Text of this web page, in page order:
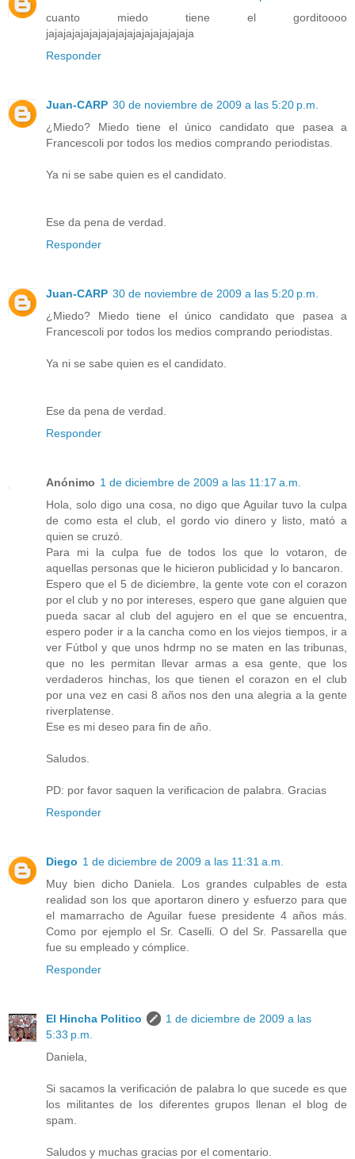
cuanto miedo tiene el gorditoooo
jajajajajajajajajajajajajajajajaja
Responder
Juan-CARP 30 de noviembre de 2009 a las 5:20 p.m.
¿Miedo? Miedo tiene el único candidato que pasea a
Francescoli por todos los medios comprando periodistas.
Ya ni se sabe quien es el candidato.
Ese da pena de verdad.
Responder
Juan-CARP 30 de noviembre de 2009 a las 5:20 p.m.
¿Miedo? Miedo tiene el único candidato que pasea a
Francescoli por todos los medios comprando periodistas.
Ya ni se sabe quien es el candidato.
Ese da pena de verdad.
Responder
Anónimo 1 de diciembre de 2009 a las 11:17 a.m.
Hola, solo digo una cosa, no digo que Aguilar tuvo la culpa
de como esta el club, el gordo vio dinero y listo, mató a
quien se cruzó.
Para mi la culpa fue de todos los que lo votaron, de
aquellas personas que le hicieron publicidad y lo bancaron.
Espero que el 5 de diciembre, la gente vote con el corazon
por el club y no por intereses, espero que gane alguien que
pueda sacar al club del agujero en el que se encuentra,
espero poder ir a la cancha como en los viejos tiempos, ir a
ver Fútbol y que unos hdrmp no se maten en las tribunas,
que no les permitan llevar armas a esa gente, que los
verdaderos hinchas, los que tienen el corazon en el club
por una vez en casi 8 años nos den una alegria a la gente
riverplatense.
Ese es mi deseo para fin de año.
Saludos.
PD: por favor saquen la verificacion de palabra. Gracias
Responder
Diego 1 de diciembre de 2009 a las 11:31 a.m.
Muy bien dicho Daniela. Los grandes culpables de esta
realidad son los que aportaron dinero y esfuerzo para que
el mamarracho de Aguilar fuese presidente 4 años más.
Como por ejemplo el Sr. Caselli. O del Sr. Passarella que
fue su empleado y cómplice.
Responder
El Hincha Politico
1 de diciembre de 2009 a las
5:33 p.m.
Daniela,
Si sacamos la verificación de palabra lo que sucede es que
los militantes de los diferentes grupos llenan el blog de
spam.
Saludos y muchas gracias por el comentario.